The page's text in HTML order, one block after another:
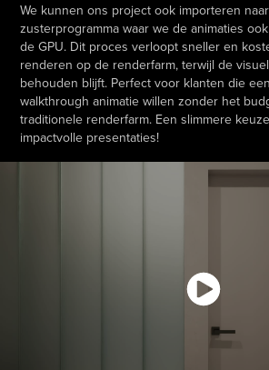
We kunnen ons project ook importeren
zusterprogramma waar we de animaties
de GPU. Dit proces verloopt sneller en
renderen op de renderfarm, terwijl de
behouden blijft. Perfect voor klanten die
walkthrough animatie willen zonder het
traditionele renderfarm. Een slimmere
impactvolle presentaties!